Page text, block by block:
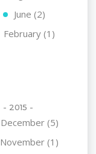
June (2)
February (1)
- 2015 -
December (5)
November (1)